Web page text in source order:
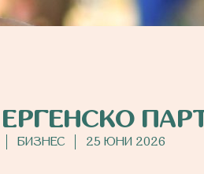
БИЗНЕС 25 ЮНИ 2026